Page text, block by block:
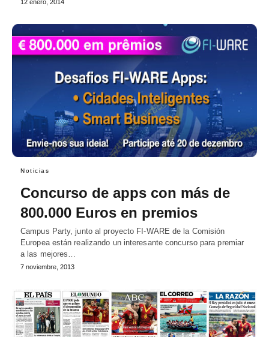
12 enero, 2014
Noticias
Concurso de apps con más de
800.000 Euros en premios
Campus Party, junto al proyecto FI-WARE de la Comisión
Europea están realizando un interesante concurso para premiar
a las mejores…
7 noviembre, 2013